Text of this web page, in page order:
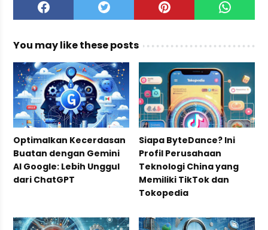
You may like these posts
Optimalkan Kecerdasan
Buatan dengan Gemini
AI Google: Lebih Unggul
dari ChatGPT
Siapa ByteDance? Ini
Profil Perusahaan
Teknologi China yang
Memiliki TikTok dan
Tokopedia